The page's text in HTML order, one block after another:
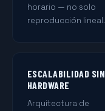
horario — no solo
reproducción lineal.
ESCALABILIDAD SIN
HARDWARE
Arquitectura de